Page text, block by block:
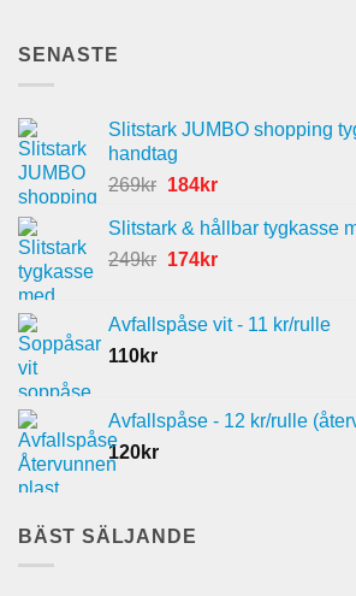
SENASTE
Slitstark JUMBO shopping
handtag
269kr Det
priset
var:
184krDet
priset
är:
Slitstark & hållbar tygkasse
249kr Det
var:
174krDet
är:
Avfallspåse vit - 11 kr/rulle
110kr
Avfallspåse - 12 kr/rulle
120kr
BÄST SÄLJANDE